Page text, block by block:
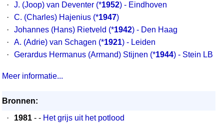
·
J. (Joop) van Deventer (*1952) - Eindhoven
·
C. (Charles) Hajenius (*1947)
·
Johannes (Hans) Rietveld (*1942) - Den Haag
·
A. (Adrie) van Schagen (*1921) - Leiden
·
Gerardus Hermanus (Armand) Stijnen (*1944) - Stein LB
Meer informatie...
Bronnen:
·
1981 - - Het grijs uit het potlood